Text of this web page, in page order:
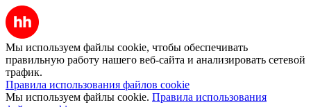
Мы используем файлы cookie, чтобы обеспечивать
правильную работу нашего веб-сайта и анализировать сетевой
трафик.
Правила использования файлов cookie
Мы используем файлы cookie. Правила использования